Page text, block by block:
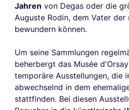
Jahren von Degas oder die
Auguste Rodin, dem Vater der
bewundern können.
Um seine Sammlungen
beherbergt das Musée
temporäre Ausstellungen, die
abwechselnd in dem
stattfinden. Bei diesen